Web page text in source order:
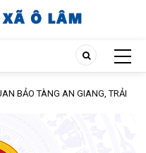
TÀNG AN GIANG, TRẢI